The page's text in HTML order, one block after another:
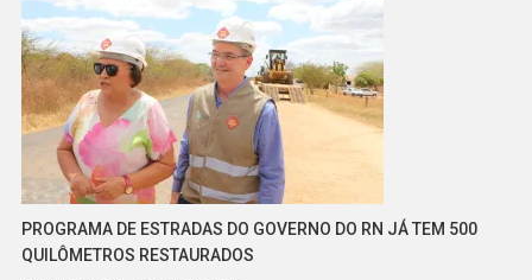
PROGRAMA DE ESTRADAS DO GOVERNO DO RN JÁ TEM 500
QUILÔMETROS RESTAURADOS